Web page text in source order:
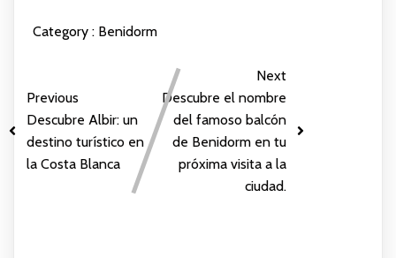
Category : Benidorm
Previous
Descubre Albir: un
destino turístico en
la Costa Blanca
Next
Descubre el nombre
del famoso balcón
de Benidorm en tu
próxima visita a la
ciudad.